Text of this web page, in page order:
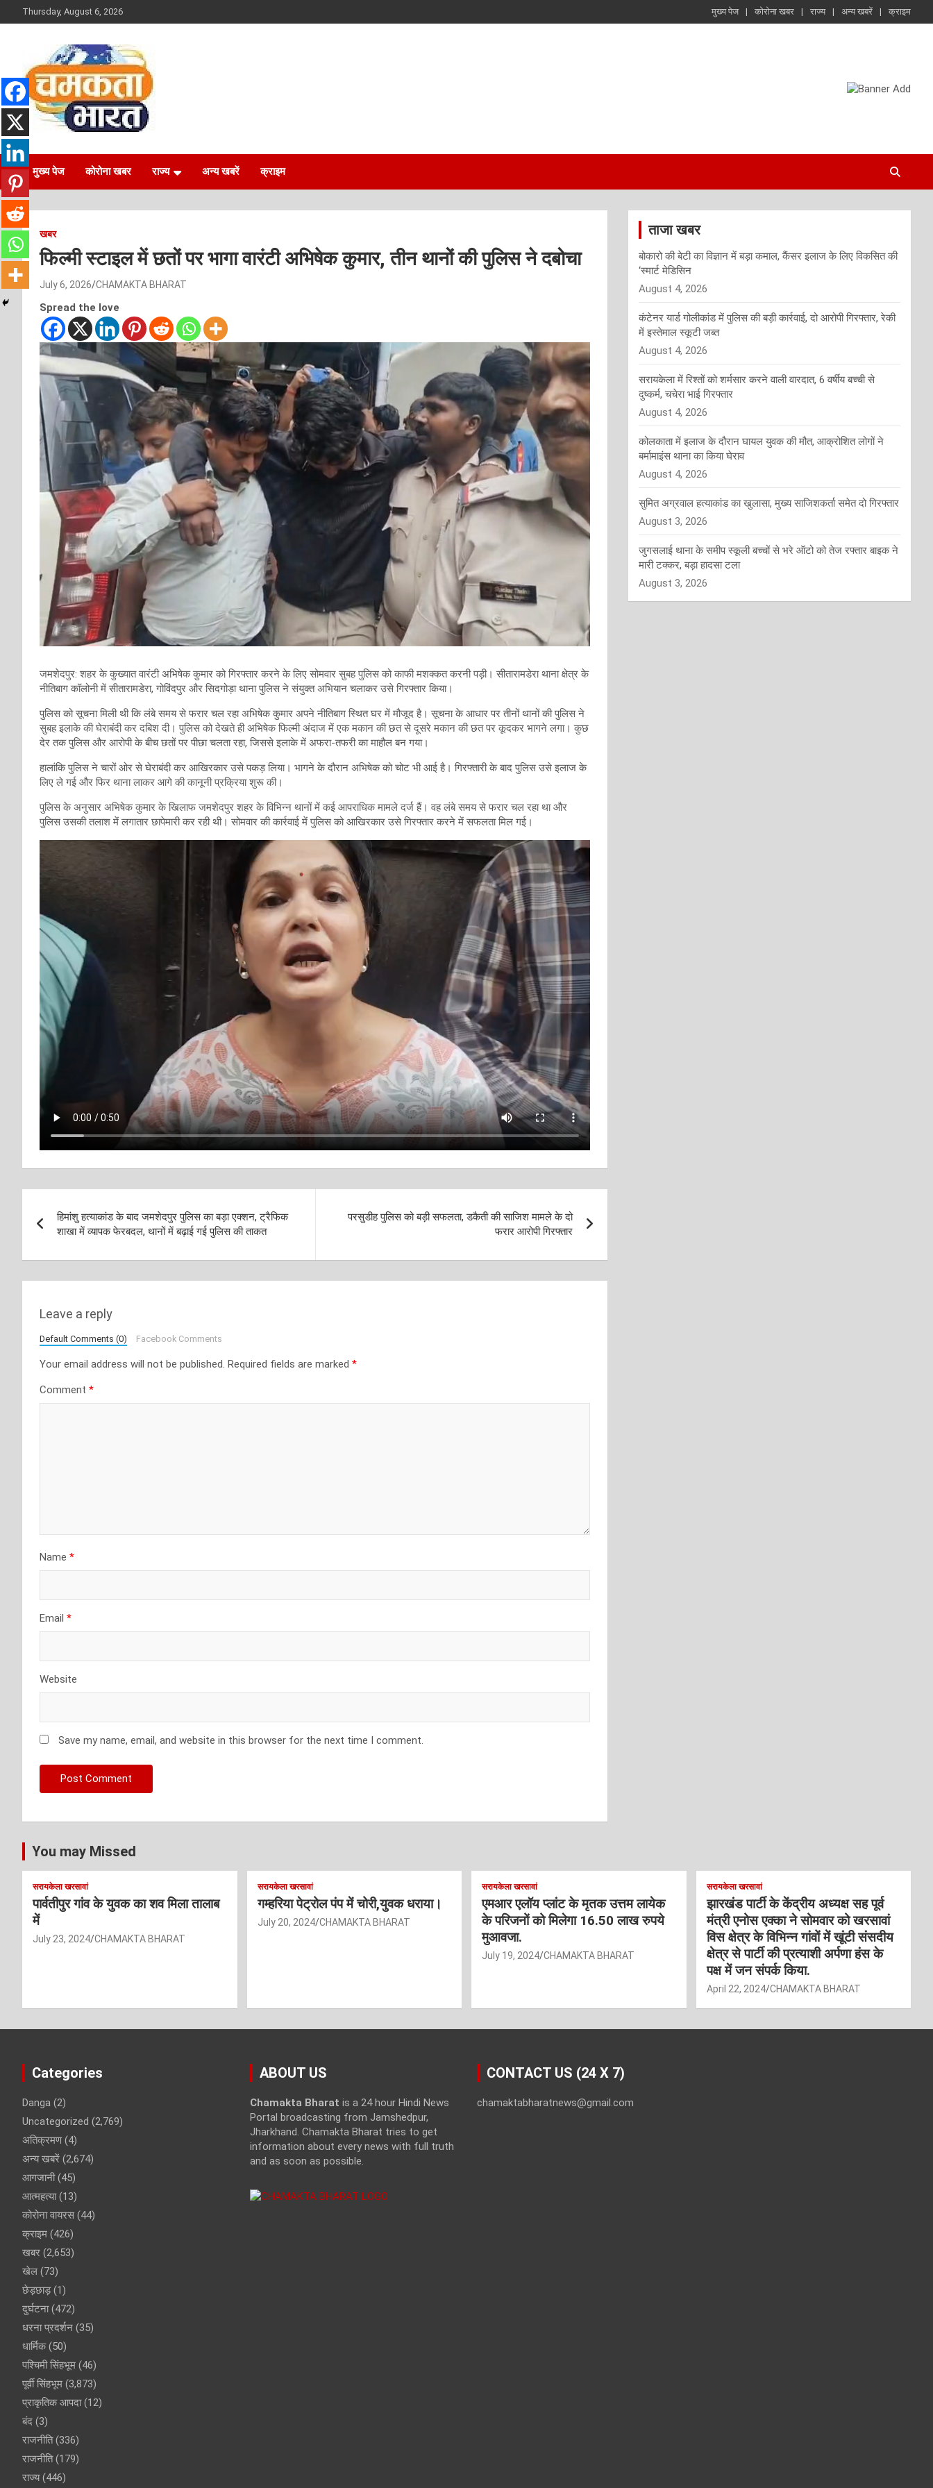
to
Thursday, August 6, 2026 मुख्य पेज कोरोना खबर राज्य अन्य खबरें क्राइम
CHAMAKTA BHARAT
NEWS
मुख्य पेज कोरोना खबर राज्य अन्य खबरें क्राइम
खबर
फिल्मी स्टाइल में छतों पर भागा वारंटी अभिषेक कुमार, तीन थानों की पुलिस ने दबोचा
July 6, 2026 CHAMAKTA BHARAT
Spread the love
जमशेदपुर: शहर के कुख्यात वारंटी अभिषेक कुमार को गिरफ्तार करने के लिए सोमवार सुबह पुलिस को काफी मशक्कत करनी पड़ी। सीतारामडेरा थाना क्षेत्र के
नीतिबाग कॉलोनी में सीतारामडेरा, गोविंदपुर और सिदगोड़ा थाना पुलिस ने संयुक्त अभियान चलाकर उसे गिरफ्तार किया।
पुलिस को सूचना मिली थी कि लंबे समय से फरार चल रहा अभिषेक कुमार अपने नीतिबाग स्थित घर में मौजूद है। सूचना के आधार पर तीनों थानों की पुलिस ने
सुबह इलाके की घेराबंदी कर दबिश दी। पुलिस को देखते ही अभिषेक फिल्मी अंदाज में एक मकान की छत से दूसरे मकान की छत पर कूदकर भागने लगा। कुछ
देर तक पुलिस और आरोपी के बीच छतों पर पीछा चलता रहा, जिससे इलाके में अफरा-तफरी का माहौल बन गया।
हालांकि पुलिस ने चारों ओर से घेराबंदी कर आखिरकार उसे पकड़ लिया। भागने के दौरान अभिषेक को चोट भी आई है। गिरफ्तारी के बाद पुलिस उसे इलाज के
लिए ले गई और फिर थाना लाकर आगे की कानूनी प्रक्रिया शुरू की।
पुलिस के अनुसार अभिषेक कुमार के खिलाफ जमशेदपुर शहर के विभिन्न थानों में कई आपराधिक मामले दर्ज हैं। वह लंबे समय से फरार चल रहा था और
पुलिस उसकी तलाश में लगातार छापेमारी कर रही थी। सोमवार की कार्रवाई में पुलिस को आखिरकार उसे गिरफ्तार करने में सफलता मिल गई।
navigation
हिमांशु हत्याकांड के बाद जमशेदपुर पुलिस का बड़ा एक्शन, ट्रैफिक
शाखा में व्यापक फेरबदल, थानों में बढ़ाई गई पुलिस की ताकत
परसुडीह पुलिस को बड़ी सफलता, डकैती की साजिश मामले के दो
फरार आरोपी गिरफ्तार
Leave a reply
Default Comments (0) Facebook Comments
Your email address will not be published. Required fields are marked *
Comment *
Name *
Email *
Website
Save my name, email, and website in this browser for the next time I comment.
ताजा खबर
बोकारो की बेटी का विज्ञान में बड़ा कमाल, कैंसर इलाज के लिए विकसित की
‘स्मार्ट मेडिसिन
August 4, 2026
कंटेनर यार्ड गोलीकांड में पुलिस की बड़ी कार्रवाई, दो आरोपी गिरफ्तार, रेकी
में इस्तेमाल स्कूटी जब्त
August 4, 2026
सरायकेला में रिश्तों को शर्मसार करने वाली वारदात, 6 वर्षीय बच्ची से
दुष्कर्म, चचेरा भाई गिरफ्तार
August 4, 2026
कोलकाता में इलाज के दौरान घायल युवक की मौत, आक्रोशित लोगों ने
बर्मामाइंस थाना का किया घेराव
August 4, 2026
सुमित अग्रवाल हत्याकांड का खुलासा, मुख्य साजिशकर्ता समेत दो गिरफ्तार
August 3, 2026
जुगसलाई थाना के समीप स्कूली बच्चों से भरे ऑटो को तेज रफ्तार बाइक ने
मारी टक्कर, बड़ा हादसा टला
August 3, 2026
You may Missed
सरायकेला खरसावां
पार्वतीपुर गांव के युवक का शव मिला तालाब
में
July 23, 2024 CHAMAKTA BHARAT
सरायकेला खरसावां
गम्हरिया पेट्रोल पंप में चोरी,युवक धराया।
July 20, 2024 CHAMAKTA BHARAT
सरायकेला खरसावां
एमआर एलॉय प्लांट के मृतक उत्तम लायेक
के परिजनों को मिलेगा 16.50 लाख रुपये
मुआवजा.
July 19, 2024 CHAMAKTA BHARAT
सरायकेला खरसावां
झारखंड पार्टी के केंद्रीय अध्यक्ष सह पूर्व
मंत्री एनोस एक्का ने सोमवार को खरसावां
विस क्षेत्र के विभिन्न गांवों में खूंटी संसदीय
क्षेत्र से पार्टी की प्रत्याशी अर्पणा हंस के
पक्ष में जन संपर्क किया.
April 22, 2024 CHAMAKTA BHARAT
Categories
Danga (2)
Uncategorized (2,769)
अतिक्रमण(4)
अन्य खबरें (2,674)
आगजानी(45)
आत्महत्या(13)
कोरोना वायरस (44)
क्राइम (426)
खबर (2,653)
खेल (73)
छेड़छाड़(1)
दुर्घटना(472)
धरना प्रदर्शन (35)
धार्मिक(50)
पश्चिमी सिंहभूम (46)
पूर्वी सिंहभूम (3,873)
प्राकृतिक आपदा(12)
बंद (3)
राजनीति(336)
राजनीति(179)
राज्य(446)
ABOUT US
Chamakta Bharat is a 24 hour Hindi News
Portal broadcasting from Jamshedpur,
Jharkhand. Chamakta Bharat tries to get
information about every news with full truth
and as soon as possible.
CONTACT US (24 X 7)
chamaktabharatnews@gmail.com